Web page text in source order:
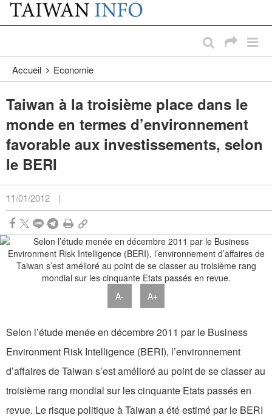
Passer au contenu principal
:::
Accueil Economie
Taiwan à la troisième place dans le
monde en termes d’environnement
favorable aux investissements, selon
le BERI
11/01/2012 |
A- A+
Selon l’étude menée en décembre 2011 par le Business
Environment Risk Intelligence (BERI), l’environnement
d’affaires de Taiwan s’est amélioré au point de se classer au
troisième rang mondial sur les cinquante Etats passés en
revue. Le risque politique à Taiwan a été estimé par le BERI